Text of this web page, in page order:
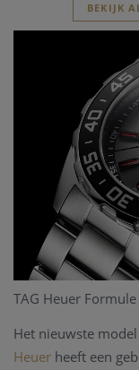
BEKIJK
TAG Heuer
Het nieuwste
Heuer heeft een